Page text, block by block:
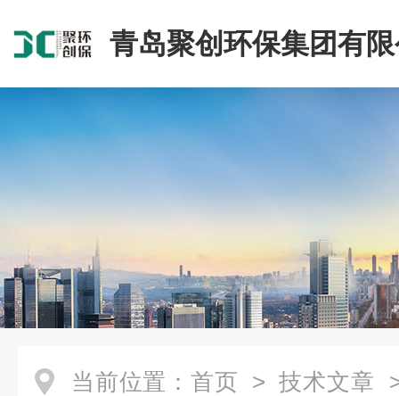
青岛聚创环保集团有
当前位置： 首页 > 技术文章